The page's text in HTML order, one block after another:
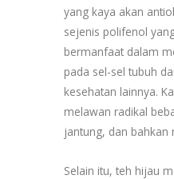
yang kaya akan
sejenis polifenol
bermanfaat dalam
pada sel-sel tubuh
kesehatan lainnya.
melawan radikal
jantung, dan
Selain itu, teh hijau